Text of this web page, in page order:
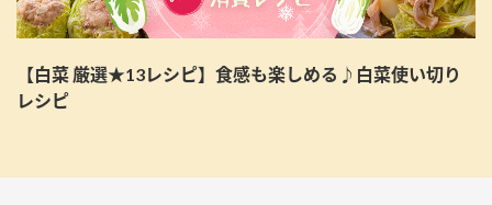
【白菜 厳選★13レシピ】食感も楽しめる♪白菜使い切り
レシピ